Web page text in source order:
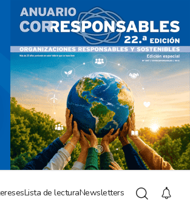
Lista de lecturaNewsletters